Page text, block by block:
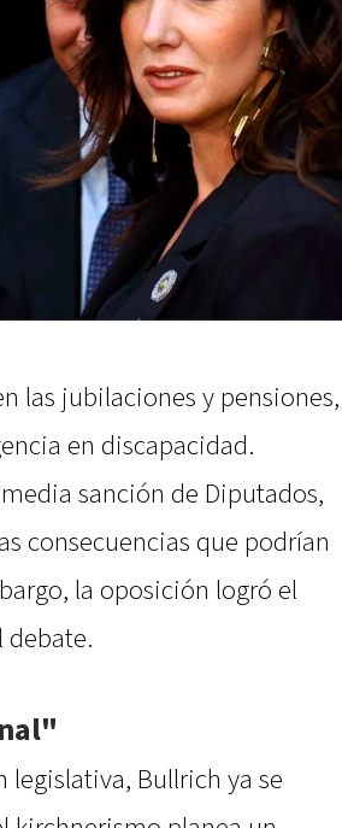
las jubilaciones y pensiones,
en discapacidad.
sanción de Diputados,
consecuencias que podrían
la oposición logró el
debate.
legislativa, Bullrich ya se